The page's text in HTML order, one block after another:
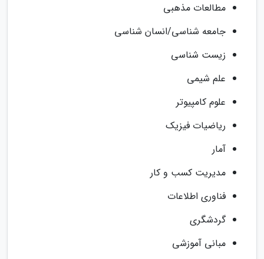
مطالعات مذهبی
جامعه شناسی/انسان شناسی
زیست شناسی
علم شیمی
علوم کامپیوتر
ریاضیات فیزیک
آمار
مدیریت کسب و کار
فناوری اطلاعات
گردشگری
مبانی آموزشی